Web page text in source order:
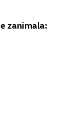
zanimala: